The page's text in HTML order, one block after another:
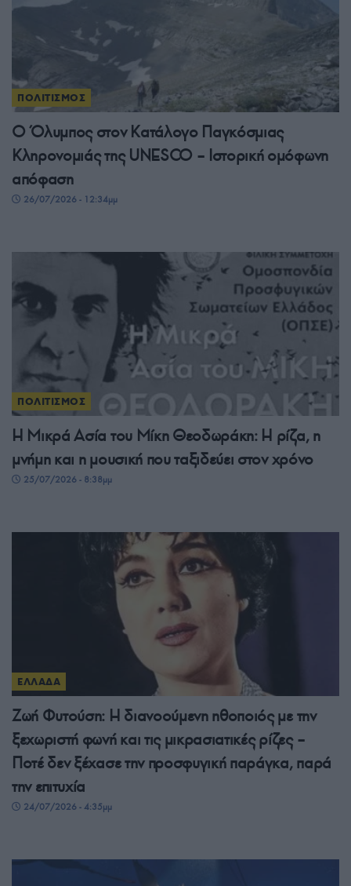
ΠΟΛΙΤΙΣΜΟΣ
Ο Όλυμπος στον Κατάλογο Παγκόσμιας
Κληρονομιάς της UNESCO – Ιστορική ομόφωνη
απόφαση
26/07/2026 - 12:34μμ
ΠΟΛΙΤΙΣΜΟΣ
Η Μικρά Ασία του Μίκη Θεοδωράκη: Η ρίζα, η
μνήμη και η μουσική που ταξιδεύει στον χρόνο
25/07/2026 - 8:38μμ
ΕΛΛΑΔΑ
Ζωή Φυτούση: Η διανοούμενη ηθοποιός με την
ξεχωριστή φωνή και τις μικρασιατικές ρίζες –
Ποτέ δεν ξέχασε την προσφυγική παράγκα, παρά
την επιτυχία
24/07/2026 - 4:35μμ